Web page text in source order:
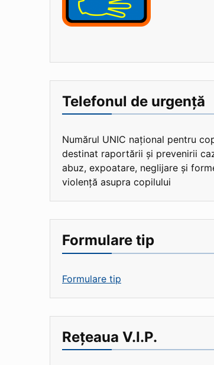
Telefonul de urgență
Numărul UNIC național pentru
destinat raportării și prevenirii
abuz, expoatare, neglijare și
violență asupra copilului
Formulare tip
Formulare tip
Rețeaua V.I.P.